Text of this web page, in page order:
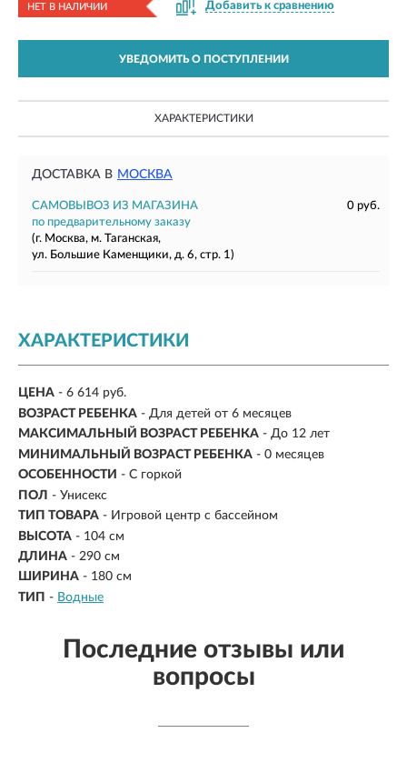
НЕТ В НАЛИЧИИ Добавить к сравнению
УВЕДОМИТЬ О ПОСТУПЛЕНИИ
ХАРАКТЕРИСТИКИ
ДОСТАВКА В МОСКВА
САМОВЫВОЗ ИЗ МАГАЗИНА
0 руб.
по предварительному заказу
(г. Москва, м. Таганская,
ул. Большие Каменщики, д. 6, стр. 1)
ХАРАКТЕРИСТИКИ
ЦЕНА - 6 614 руб.
ВОЗРАСТ РЕБЕНКА - Для детей от 6 месяцев
МАКСИМАЛЬНЫЙ ВОЗРАСТ РЕБЕНКА - До 12 лет
МИНИМАЛЬНЫЙ ВОЗРАСТ РЕБЕНКА - 0 месяцев
ОСОБЕННОСТИ - С горкой
ПОЛ - Унисекс
ТИП ТОВАРА - Игровой центр с бассейном
ВЫСОТА - 104 см
ДЛИНА - 290 см
ШИРИНА - 180 см
ТИП - Водные
Последние отзывы или
вопросы